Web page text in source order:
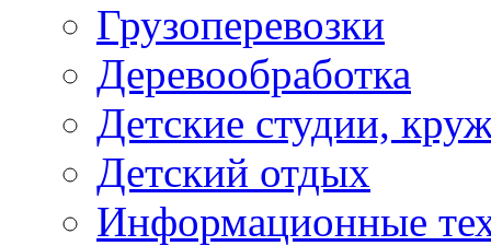
Грузоперевозки
Деревообработка
Детские студии,
Детский отдых
Информационные